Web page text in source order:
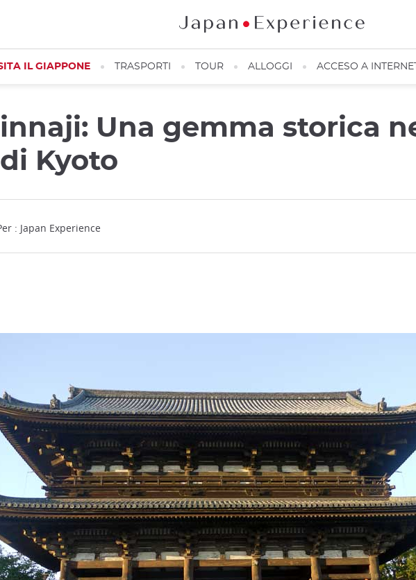
IL GIAPPONE TRASPORTI TOUR ALLOGGI ACCESO A
Una gemma storica
Kyoto
: Japan Experience